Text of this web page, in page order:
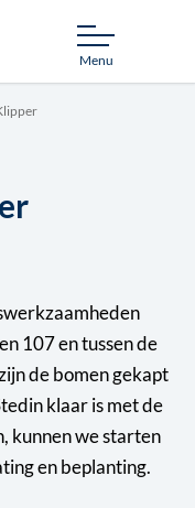
Menu
107 en tussen de
de bomen gekapt
klaar is met de
kunnen we starten
en beplanting.